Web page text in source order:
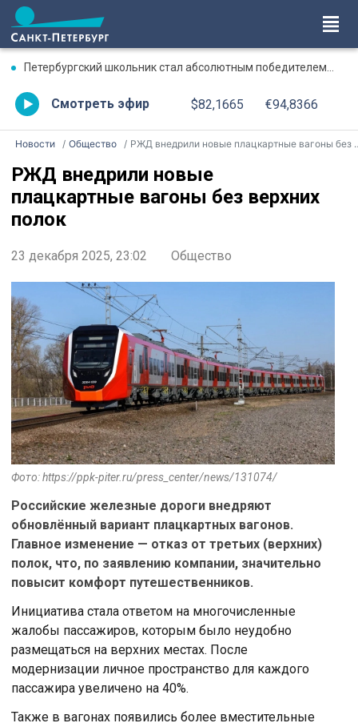
Петербургский школьник стал абсолютным победителем Международной олимпиады по ИИ
Смотреть эфир $82,1665 €94,8366
Новости Общество РЖД внедрили новые плацкартные вагоны без верхних полок
РЖД внедрили новые
плацкартные вагоны без верхних
полок
23 декабря 2025, 23:02 Общество
Фото: https://ppk-piter.ru/press_center/news/131074/
Российские железные дороги внедряют
обновлённый вариант плацкартных вагонов.
Главное изменение — отказ от третьих (верхних)
полок, что, по заявлению компании, значительно
повысит комфорт путешественников.
Инициатива стала ответом на многочисленные
жалобы пассажиров, которым было неудобно
размещаться на верхних местах. После
модернизации личное пространство для каждого
пассажира увеличено на 40%.
Также в вагонах появились более вместительные